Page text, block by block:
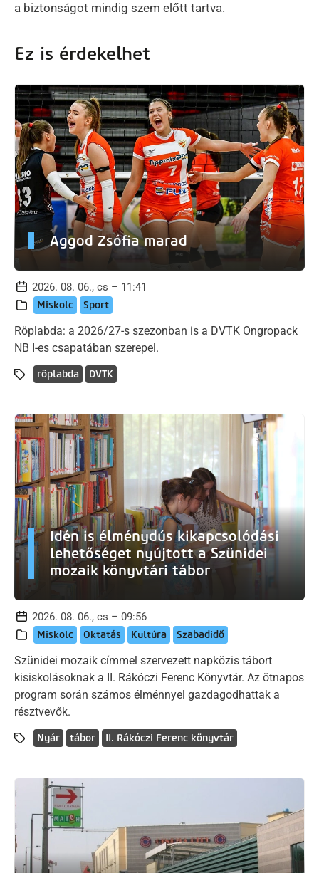
a biztonságot mindig szem előtt tartva.
Ez is érdekelhet
Aggod Zsófia marad
2026. 08. 06., cs – 11:41
Miskolc Sport
Röplabda: a 2026/27-s szezonban is a DVTK Ongropack
NB I-es csapatában szerepel.
röplabda DVTK
Idén is élménydús kikapcsolódási
lehetőséget nyújtott a Szünidei
mozaik könyvtári tábor
2026. 08. 06., cs – 09:56
Miskolc Oktatás Kultúra Szabadidő
Szünidei mozaik címmel szervezett napközis tábort
kisiskolásoknak a II. Rákóczi Ferenc Könyvtár. Az ötnapos
program során számos élménnyel gazdagodhattak a
résztvevők.
Nyár tábor II. Rákóczi Ferenc könyvtár